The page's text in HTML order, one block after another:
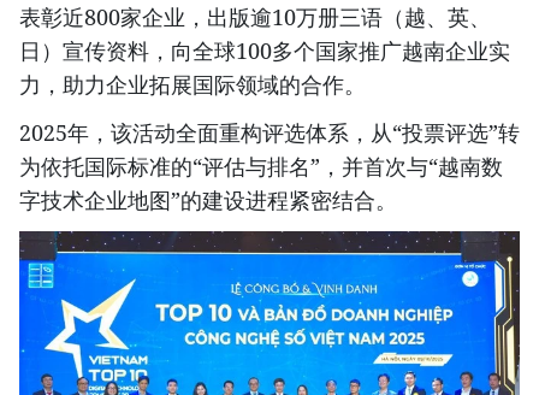
表彰近800家企业，出版逾10万册三语（越、英、
日）宣传资料，向全球100多个国家推广越南企业实
力，助力企业拓展国际领域的合作。
2025年，该活动全面重构评选体系，从“投票评选”转
为依托国际标准的“评估与排名”，并首次与“越南数
字技术企业地图”的建设进程紧密结合。